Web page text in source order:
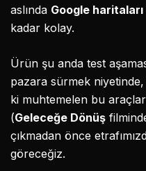
aslında Google haritaları
kadar kolay.
Ürün şu anda test
pazara sürmek
ki muhtemelen bu
(Geleceğe Dönüş
çıkmadan önce
göreceğiz.